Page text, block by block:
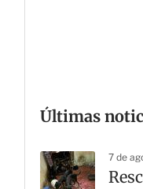
Últimas
7 de